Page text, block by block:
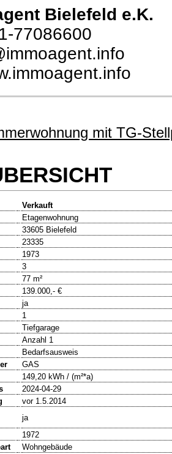
Bielefeld e.K.
77086600
mit TG-
Verkauft
Etagenwohnung
33605 Bielefeld
23335
1973
3
77 m²
139.000,- €
ja
1
Tiefgarage
Anzahl 1
Bedarfsausweis
GAS
149,20 kWh / (m²*a)
2024-04-29
vor 1.5.2014
ja
1972
Wohngebäude